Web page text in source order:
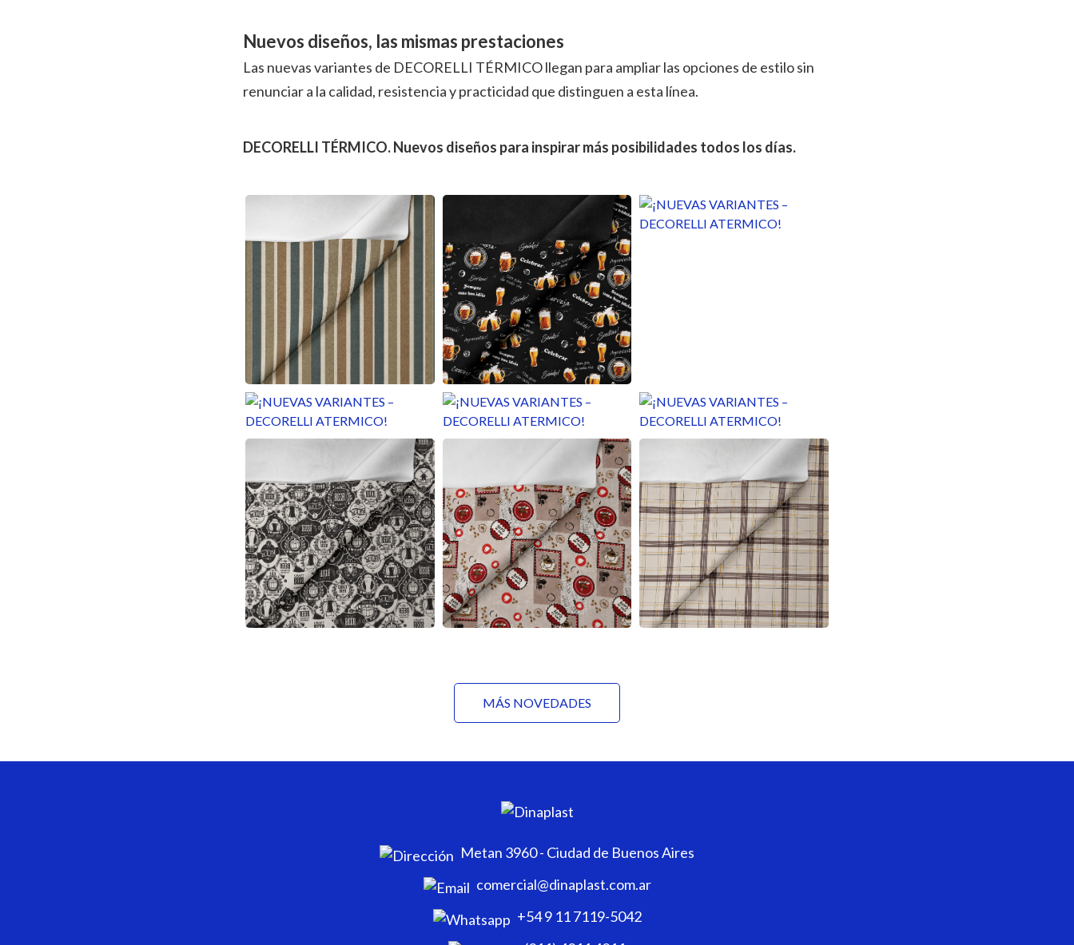
Nuevos diseños, las mismas prestaciones
Las nuevas variantes de DECORELLI TÉRMICO llegan para ampliar las opciones de estilo sin
renunciar a la calidad, resistencia y practicidad que distinguen a esta línea.
DECORELLI TÉRMICO. Nuevos diseños para inspirar más posibilidades todos los días.
MÁS NOVEDADES
Metan 3960 - Ciudad de Buenos Aires
comercial@dinaplast.com.ar
+54 9 11 7119-5042